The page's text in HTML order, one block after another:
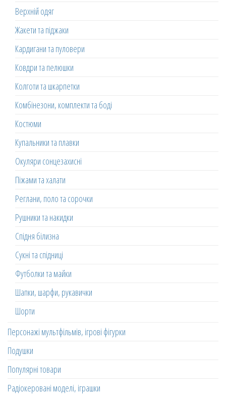
Верхній одяг
Жакети та піджаки
Кардигани та пуловери
Ковдри та пелюшки
Колготи та шкарпетки
Комбінезони, комплекти та боді
Костюми
Купальники та плавки
Окуляри сонцезахисні
Піжами та халати
Реглани, поло та сорочки
Рушники та накидки
Спідня білизна
Сукні та спідниці
Футболки та майки
Шапки, шарфи, рукавички
Шорти
Персонажі мультфільмів, ігрові фігурки
Подушки
Популярні товари
Радіокеровані моделі, іграшки